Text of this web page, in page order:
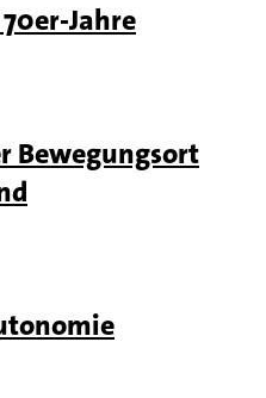
Jahre
Bewegungsort